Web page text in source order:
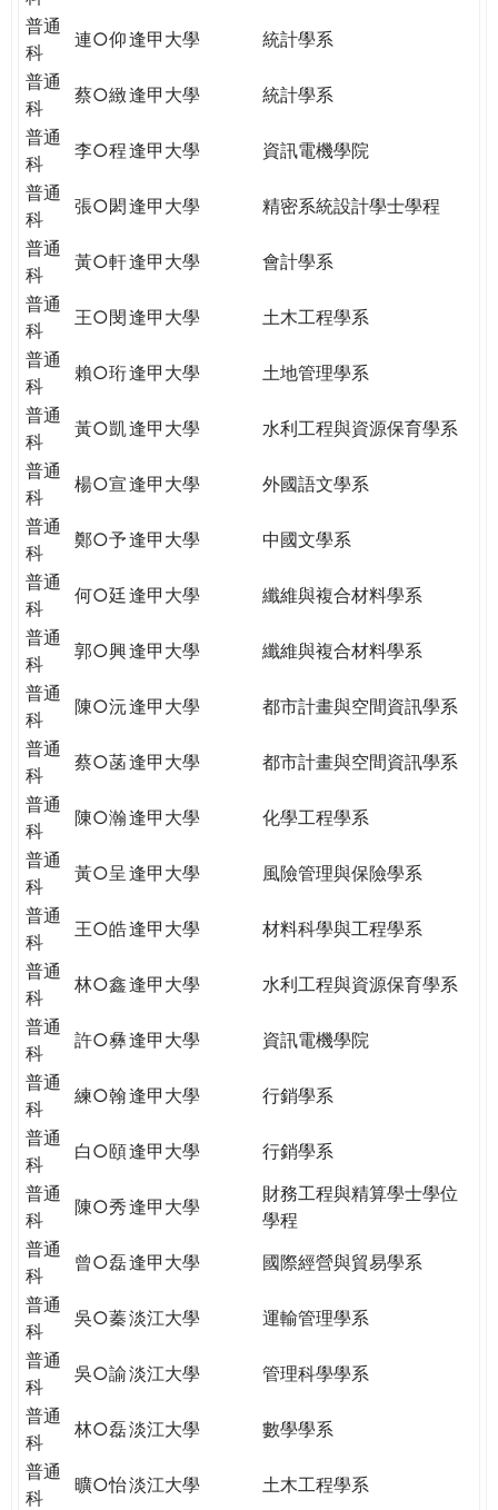
普通
科
連○仰逢甲大學
統計學系
普通
科
蔡○緻逢甲大學
統計學系
普通
科
李○程逢甲大學
資訊電機學院
普通
科
張○閎逢甲大學
精密系統設計學士學程
普通
科
黃○軒逢甲大學
會計學系
普通
科
王○閔逢甲大學
土木工程學系
普通
科
賴○珩逢甲大學
土地管理學系
普通
科
黃○凱逢甲大學
水利工程與資源保育學系
普通
科
楊○宣逢甲大學
外國語文學系
普通
科
鄭○予逢甲大學
中國文學系
普通
科
何○廷逢甲大學
纖維與複合材料學系
普通
科
郭○興逢甲大學
纖維與複合材料學系
普通
科
陳○沅逢甲大學
都市計畫與空間資訊學系
普通
科
蔡○菡逢甲大學
都市計畫與空間資訊學系
普通
科
陳○瀚逢甲大學
化學工程學系
普通
科
黃○呈 逢甲大學
風險管理與保險學系
普通
科
王○皓逢甲大學
材料科學與工程學系
普通
科
林○鑫逢甲大學
水利工程與資源保育學系
普通
科
許○彝逢甲大學
資訊電機學院
普通
科
練○翰逢甲大學
行銷學系
普通
科
白○頤逢甲大學
行銷學系
普通
科
陳○秀逢甲大學
財務工程與精算學士學位
學程
普通
科
曾○磊逢甲大學
國際經營與貿易學系
普通
科
吳○蓁淡江大學
運輸管理學系
普通
科
吳○諭淡江大學
管理科學學系
普通
科
林○磊淡江大學
數學學系
普通
科
曠○怡淡江大學
土木工程學系